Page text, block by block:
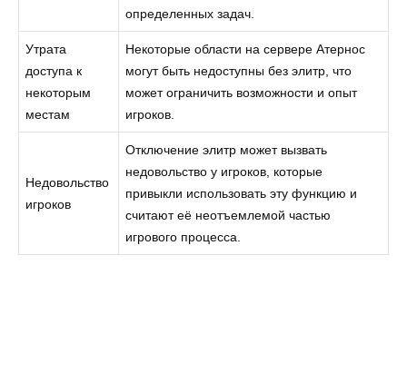
определенных задач.
Утрата
доступа к
некоторым
местам
Некоторые области на сервере Атернос
могут быть недоступны без элитр, что
может ограничить возможности и опыт
игроков.
Недовольство
игроков
Отключение элитр может вызвать
недовольство у игроков, которые
привыкли использовать эту функцию и
считают её неотъемлемой частью
игрового процесса.